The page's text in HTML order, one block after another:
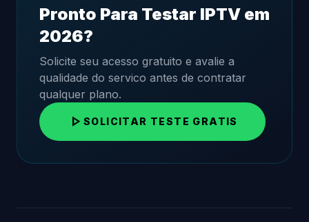
Pronto Para Testar IPTV em
2026?
Solicite seu acesso gratuito e avalie a
qualidade do servico antes de contratar
qualquer plano.
play_arrow SOLICITAR TESTE GRATIS